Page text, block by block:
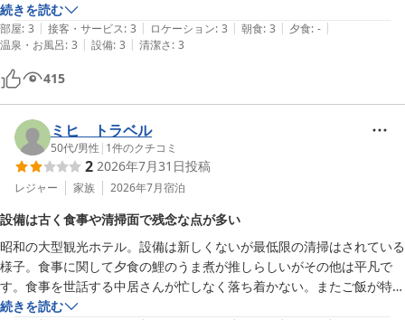
続きを読む
部屋: 3 | 接客・サービス: 3 | ロケーション: 3 | 朝食: 3 | 夕食: - |
温泉・お風呂: 3 | 設備: 3 | 清潔さ: 3
415
ミヒ トラベル
50代/男性 | 1件のクチコミ
2 2026年7月31日投稿
レジャー 家族 2026年7月宿泊
設備は古く食事や清掃面で残念な点が多い
昭和の大型観光ホテル。設備は新しくないが最低限の清掃はされている
様子。食事に関して夕食の鯉のうま煮が推しらしいがその他は平凡で
す。食事を世話する中居さんが忙しなく落ち着かない。またご飯が特に
美味しくない。大浴場は温泉ではなく、露天風呂もない。清掃の手がま
続きを読む